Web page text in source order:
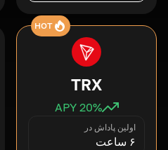
HOT
TRX
20% APY
اولین پاداش در
۶ ساعت